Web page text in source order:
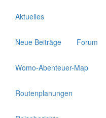
Aktuelles
Neue Beiträge Forum
Womo-Abenteuer-Map
Routenplanungen